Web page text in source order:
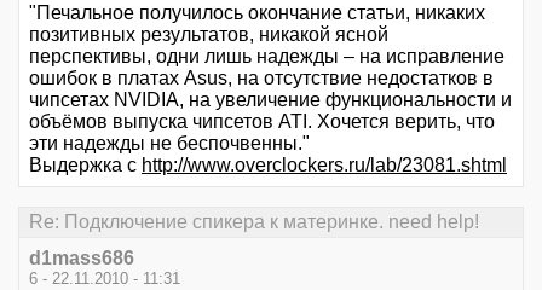
"Печальное получилось окончание статьи, никаких
позитивных результатов, никакой ясной
перспективы, одни лишь надежды – на исправление
ошибок в платах Asus, на отсутствие недостатков в
чипсетах NVIDIA, на увеличение функциональности и
объёмов выпуска чипсетов ATI. Хочется верить, что
эти надежды не беспочвенны."
Выдержка с http://www.overclockers.ru/lab/23081.shtml
Re: Подключение спикера к материнке. need help!
d1mass686
6 - 22.11.2010 - 11:31